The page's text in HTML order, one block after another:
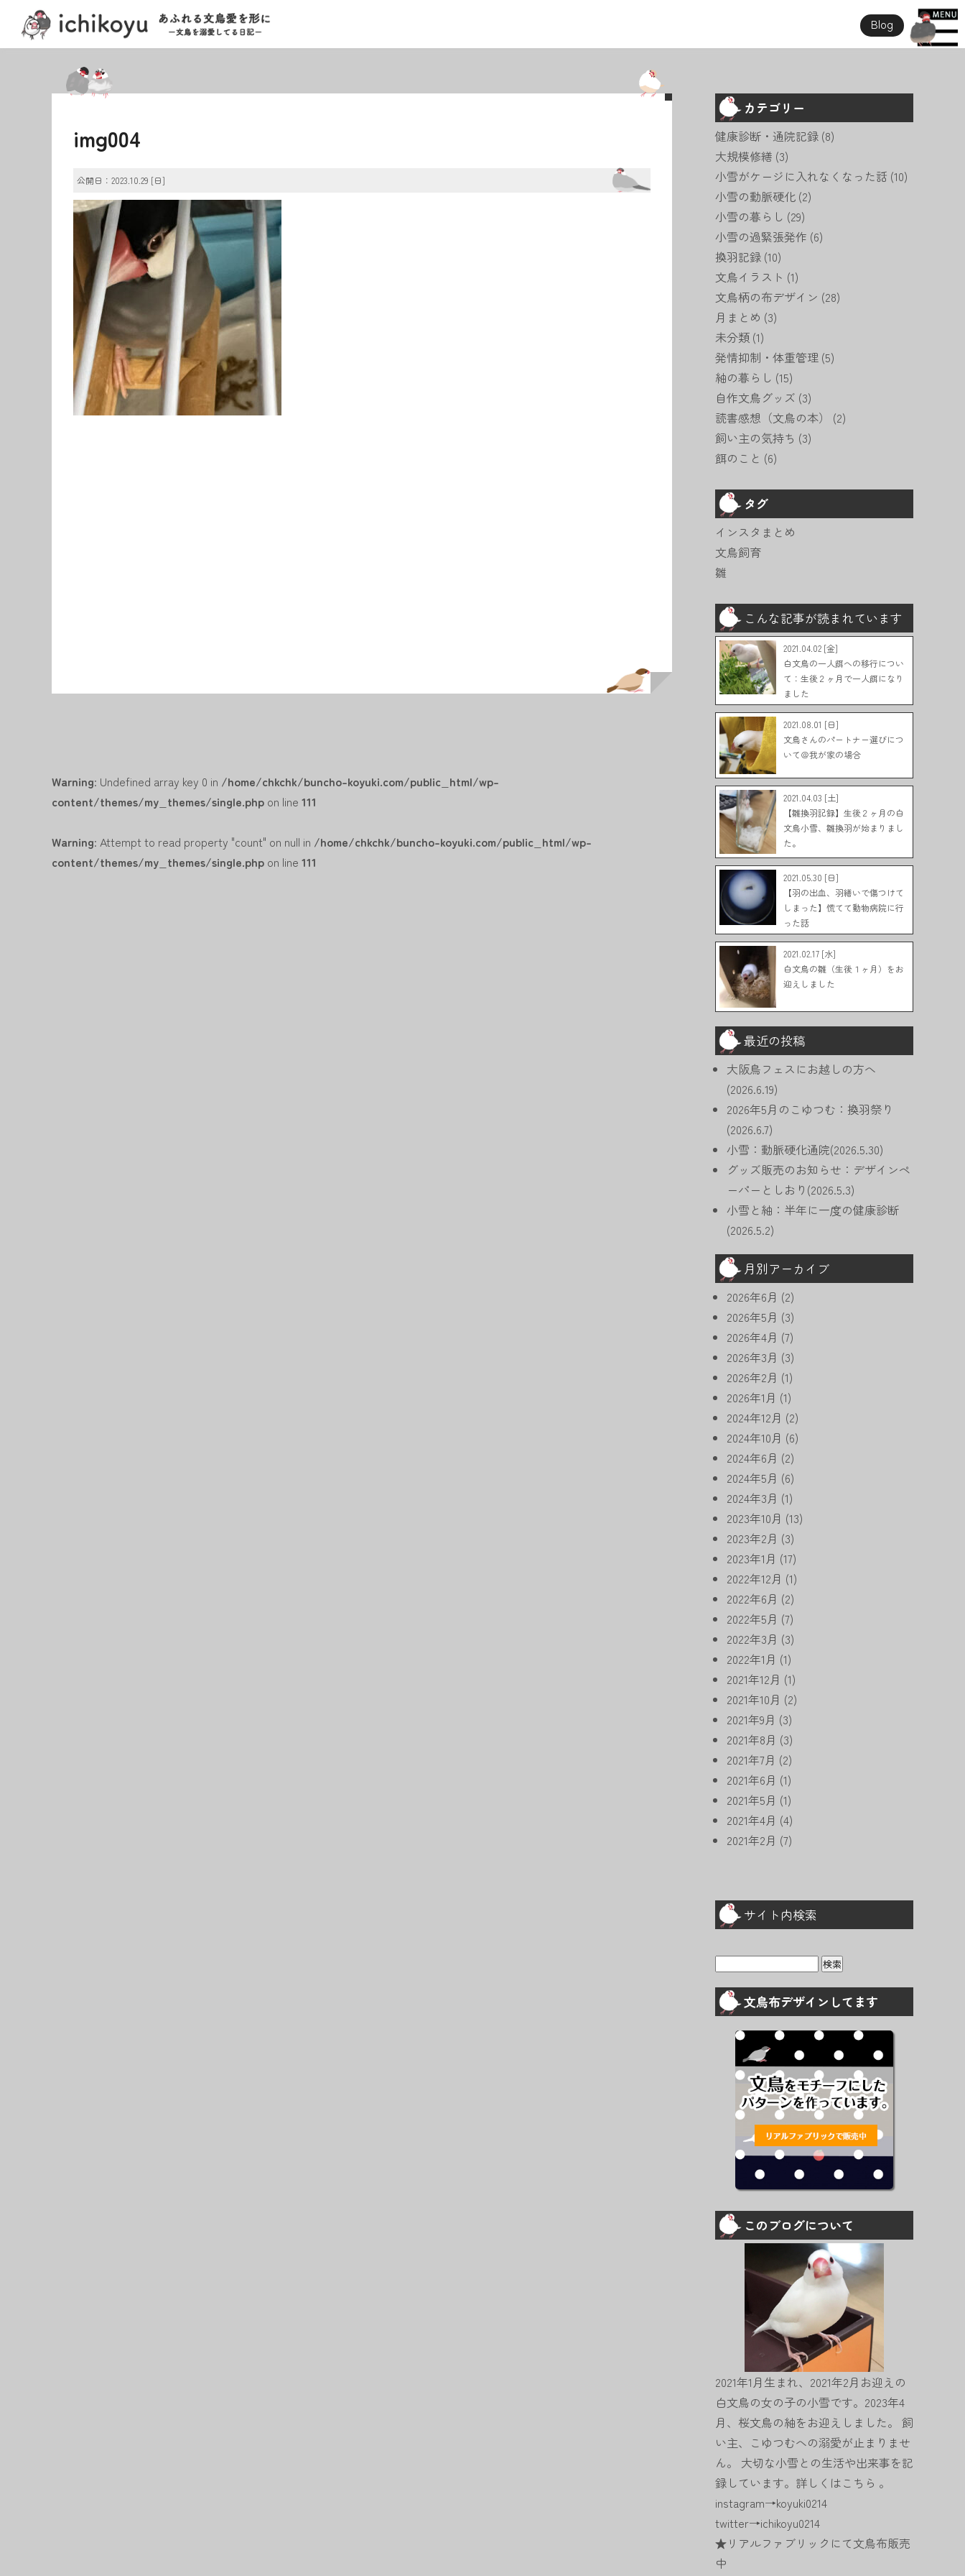
Blog
img004
公開日：2023.10.29 [日]
Warning: Undefined array key 0 in /home/chkchk/buncho-koyuki.com/public_html/wp-
content/themes/my_themes/single.php on line 111
Warning: Attempt to read property "count" on null in /home/chkchk/buncho-koyuki.com/public_html/wp-
content/themes/my_themes/single.php on line 111
カテゴリー
健康診断・通院記録 (8)
大規模修繕 (3)
小雪がケージに入れなくなった話 (10)
小雪の動脈硬化 (2)
小雪の暮らし (29)
小雪の過緊張発作 (6)
換羽記録 (10)
文鳥イラスト (1)
文鳥柄の布デザイン (28)
月まとめ (3)
未分類 (1)
発情抑制・体重管理 (5)
紬の暮らし (15)
自作文鳥グッズ (3)
読書感想（文鳥の本）
(2)
飼い主の気持ち (3)
餌のこと (6)
タグ
インスタまとめ
文鳥飼育
雛
こんな記事が読まれています
2021.04.02 [金]
白文鳥の一人餌への移行につい
て：生後２ヶ月で一人餌になり
ました
2021.08.01 [日]
文鳥さんのパートナー選びにつ
いて＠我が家の場合
2021.04.03 [土]
【雛換羽記録】生後２ヶ月の白
文鳥小雪、雛換羽が始まりまし
た。
2021.05.30 [日]
【羽の出血、羽繕いで傷つけて
しまった】慌てて動物病院に行
った話
2021.02.17 [水]
白文鳥の雛（生後１ヶ月）をお
迎えしました
最近の投稿
大阪鳥フェスにお越しの方へ
(2026.6.19)
2026年5月のこゆつむ：換羽祭り
(2026.6.7)
小雪：動脈硬化通院(2026.5.30)
グッズ販売のお知らせ：デザインペ
ーパーとしおり(2026.5.3)
小雪と紬：半年に一度の健康診断
(2026.5.2)
月別アーカイブ
2026年6月 (2)
2026年5月 (3)
2026年4月 (7)
2026年3月 (3)
2026年2月 (1)
2026年1月 (1)
2024年12月 (2)
2024年10月 (6)
2024年6月 (2)
2024年5月 (6)
2024年3月 (1)
2023年10月 (13)
2023年2月 (3)
2023年1月 (17)
2022年12月 (1)
2022年6月 (2)
2022年5月 (7)
2022年3月 (3)
2022年1月 (1)
2021年12月 (1)
2021年10月 (2)
2021年9月 (3)
2021年8月 (3)
2021年7月 (2)
2021年6月 (1)
2021年5月 (1)
2021年4月 (4)
2021年2月 (7)
サイト内検索
検
文鳥布デザインしてます
このブログについて
2021年1月生まれ、2021年2月お迎えの
白文鳥の女の子の小雪です。2023年4
月、桜文鳥の紬をお迎えしました。 飼
い主、こゆつむへの溺愛が止まりませ
ん。 大切な小雪との生活や出来事を記
録しています。詳しくはこちら 。
instagram→koyuki0214
twitter→ichikoyu0214
★リアルファブリックにて文鳥布販売
中